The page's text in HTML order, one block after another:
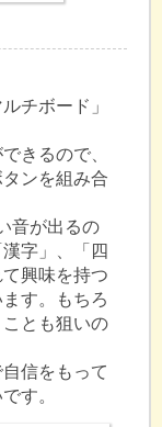
チボード」
きるので、
ンを組み合
音が出るの
字」、「四
興味を持つ
す。もちろ
とも狙いの
信をもって
す。